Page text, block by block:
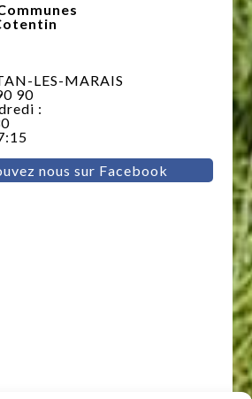
LES-MARAIS
90
:
nous sur Facebook